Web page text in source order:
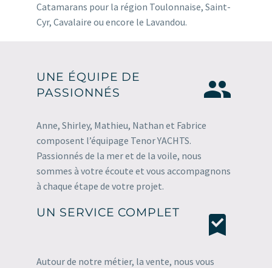
Catamarans pour la région Toulonnaise, Saint-
Cyr, Cavalaire ou encore le Lavandou.


UNE ÉQUIPE DE
PASSIONNÉS
Anne, Shirley, Mathieu, Nathan et Fabrice
composent l’équipage Tenor YACHTS.
Passionnés de la mer et de la voile, nous
sommes à votre écoute et vous accompagnons
à chaque étape de votre projet.


UN SERVICE COMPLET
Autour de notre métier, la vente, nous vous